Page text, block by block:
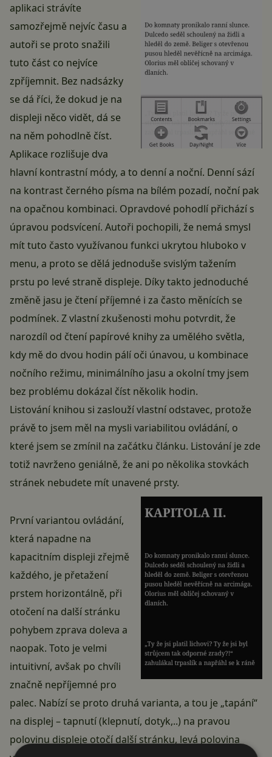
aplikaci strávíte
samozřejmě nejvíc času a
autoři se proto snažili
tuto část co nejvíce
zpříjemnit. Bez nadsázky
se dá říci, že dokud je na
displeji něco vidět, dá se
na něm pohodlně číst.
Aplikace rozlišuje dva
hlavní kontrastní módy, a to denní a noční. Denní sází
na kontrast černého písma na bílém pozadí, noční pak
na opačnou kombinaci. Opravdové pohodlí přichází s
úpravou podsvícení. Autoři pochopili, že nemá smysl
mít tuto často využívanou funkci ukrytou hluboko v
menu, a proto se dělá jednoduše svislým tažením
prstu po levé straně displeje. Díky takto jednoduché
změně jasu je čtení příjemné i za často měnících se
podmínek. Z vlastní zkušenosti mohu potvrdit, že
narozdíl od čtení papírové knihy za umělého světla,
kdy mě do dvou hodin pálí oči únavou, u kombinace
nočního režimu, minimálního jasu a okolní tmy jsem
bez problému dokázal číst několik hodin.
Listování knihou si zaslouží vlastní odstavec, protože
právě to jsem měl na mysli variabilitou ovládání, o
které jsem se zmínil na začátku článku. Listování je zde
totiž navrženo geniálně, že ani po několika stovkách
stránek nebudete mít unavené prsty.
První variantou ovládání,
která napadne na
kapacitním displeji zřejmě
každého, je přetažení
prstem horizontálně, při
otočení na další stránku
pohybem zprava doleva a
naopak. Toto je velmi
intuitivní, avšak po chvíli
značně nepříjemné pro
palec. Nabízí se proto druhá varianta, a tou je „tapání“
na displej – tapnutí (klepnutí, dotyk,..) na pravou
polovinu displeje otočí další stránku, levá polovina